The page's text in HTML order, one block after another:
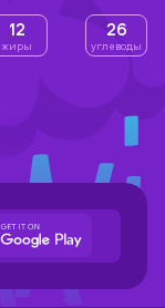
12
жиры
26
углеводы